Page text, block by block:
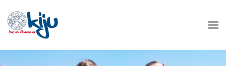
Zum Hauptinhalt springen